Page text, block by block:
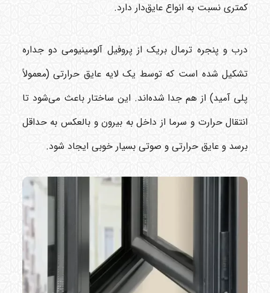
کمتری نسبت به انواع عایق‌دار دارد.
درب و پنجره ترمال بریک از پروفیل آلومینیومی دو جداره
تشکیل شده است که توسط یک لایه عایق حرارتی (معمولاً
پلی آمید) از هم جدا شده‌اند. این ساختار باعث می‌شود تا
انتقال حرارت و سرما از داخل به بیرون و بالعکس به حداقل
برسد و عایق حرارتی و صوتی بسیار خوبی ایجاد شود.